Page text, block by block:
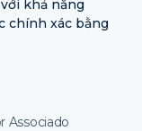
khả năng
chính xác bằng
Associado